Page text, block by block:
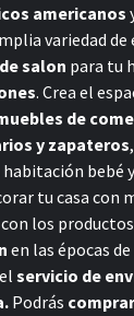
americanos
variedad
salon para tu
. Crea el
de
y zapateros,
bebé
tu casa con
los
en las épocas
servicio de
Podrás